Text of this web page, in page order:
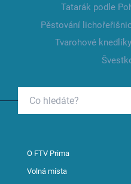
Tatarák podle
Pěstování
Tvarohové knedlíky
O FTV Prima
Volná místa